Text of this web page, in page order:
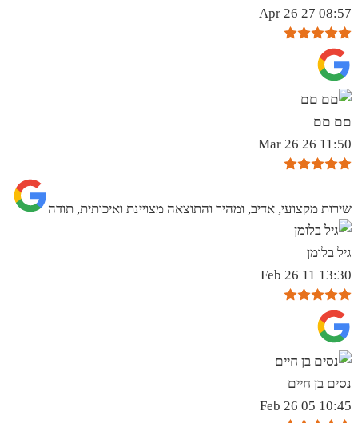
08:57 27 Apr 26
םם םם
11:50 26 Mar 26
שירות מקצועי, אדיב, ומהיר והתוצאה מצויינת ואיכותית, תודה
גיל בלומן
13:30 11 Feb 26
נסים בן חיים
10:45 05 Feb 26